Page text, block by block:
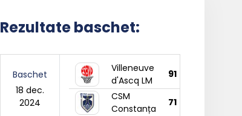
Rezultate baschet:
Baschet
18 dec.
2024
Villeneuve
d'Ascq LM
91
CSM
Constanța
71